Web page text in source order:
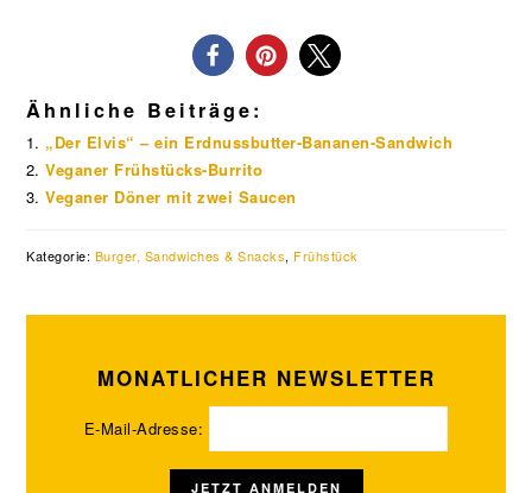
Ähnliche Beiträge:
„Der Elvis“ – ein Erdnussbutter-Bananen-Sandwich
Veganer Frühstücks-Burrito
Veganer Döner mit zwei Saucen
Kategorie: Burger, Sandwiches & Snacks, Frühstück
MONATLICHER NEWSLETTER
E-Mail-Adresse: